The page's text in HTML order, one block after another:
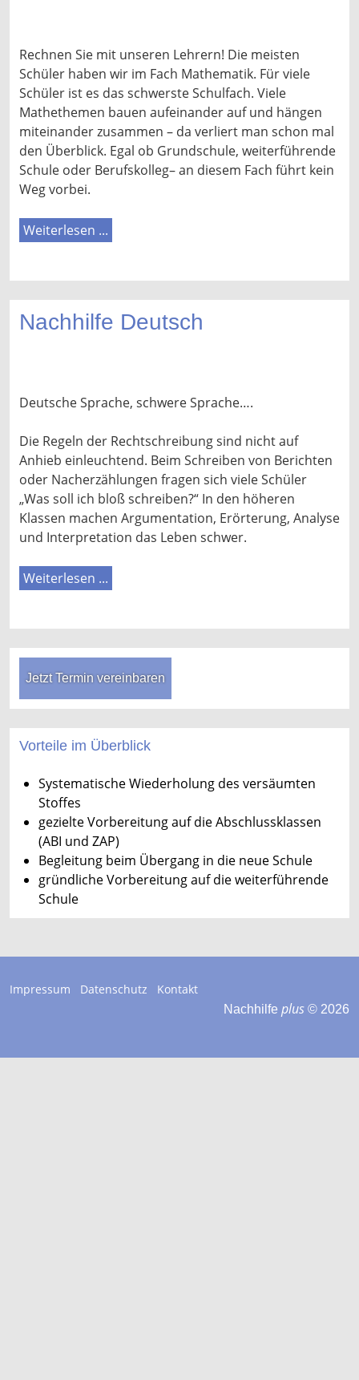
Rechnen Sie mit unseren Lehrern! Die meisten
Schüler haben wir im Fach Mathematik. Für viele
Schüler ist es das schwerste Schulfach. Viele
Mathethemen bauen aufeinander auf und hängen
miteinander zusammen – da verliert man schon mal
den Überblick. Egal ob Grundschule, weiterführende
Schule oder Berufskolleg– an diesem Fach führt kein
Weg vorbei.
Weiterlesen ...
Nachhilfe Deutsch
Deutsche Sprache, schwere Sprache….
Die Regeln der Rechtschreibung sind nicht auf
Anhieb einleuchtend. Beim Schreiben von Berichten
oder Nacherzählungen fragen sich viele Schüler
„Was soll ich bloß schreiben?“ In den höheren
Klassen machen Argumentation, Erörterung, Analyse
und Interpretation das Leben schwer.
Weiterlesen ...
Jetzt Termin vereinbaren
Vorteile im Überblick
Systematische Wiederholung des versäumten
Stoffes
gezielte Vorbereitung auf die Abschlussklassen
(ABI und ZAP)
Begleitung beim Übergang in die neue Schule
gründliche Vorbereitung auf die weiterführende
Schule
Impressum Datenschutz Kontakt
Nachhilfe plus © 2026